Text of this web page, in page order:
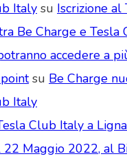
Italy su Iscrizione
Be Charge e Tesla
accedere a
su Be Charge
Italy
Club Italy a
22 Maggio 2022, al